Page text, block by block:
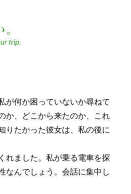
が何か困っていないか尋ねて
か、どこから来たのか、これ
りたかった彼女は、私の後に
れました。私が乗る電車を探
なんでしょう。会話に集中し